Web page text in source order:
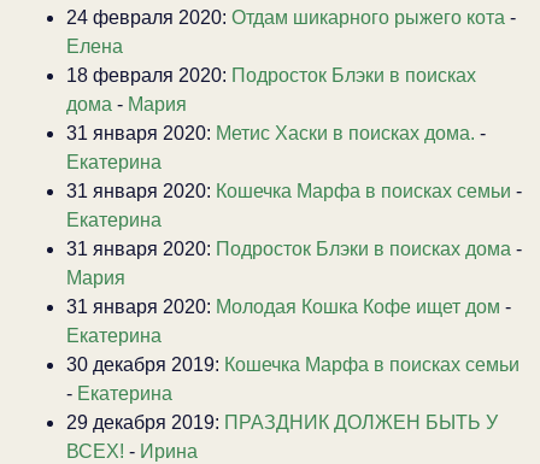
24 февраля 2020: Отдам шикарного рыжего кота -
Елена
18 февраля 2020: Подросток Блэки в поисках
дома - Мария
31 января 2020: Метис Хаски в поисках дома. -
Екатерина
31 января 2020: Кошечка Марфа в поисках семьи -
Екатерина
31 января 2020: Подросток Блэки в поисках дома -
Мария
31 января 2020: Молодая Кошка Кофе ищет дом -
Екатерина
30 декабря 2019: Кошечка Марфа в поисках семьи
- Екатерина
29 декабря 2019: ПРАЗДНИК ДОЛЖЕН БЫТЬ У
ВСЕХ! - Ирина